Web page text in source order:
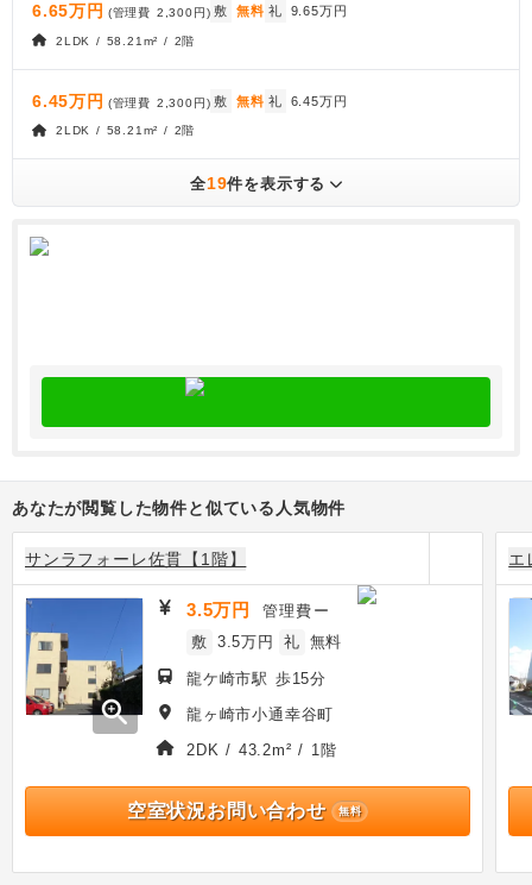
6.65万円 (管理費 2,300円 ) 敷 無料 礼 9.65万円
2LDK / 58.21m² / 2階
6.45万円 (管理費 2,300円) 敷 無料 礼 6.45万円
2LDK / 58.21m² / 2階
全19件を表示する
あなたが閲覧した物件と似ている人気物件
サンラフォーレ佐貫【1階】
zoom_in
3.5万円 管理費 ー
敷 3.5万円 礼 無料
龍ケ崎市駅 歩15分
龍ヶ崎市小通幸谷町
2DK / 43.2m² / 1階
空室状況お問い合わせ 無料
エ